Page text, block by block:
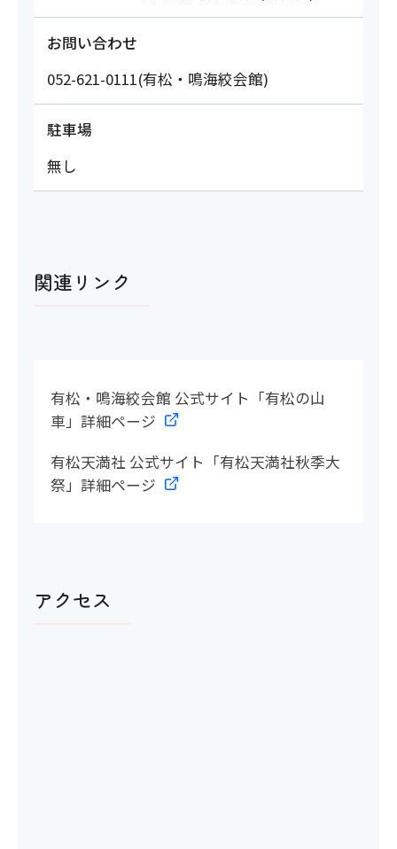
お問い合わせ
052-621-0111(有松・鳴海絞会館)
駐車場
無し
関連リンク
有松・鳴海絞会館 公式サイト「有松の山
車」詳細ページ
有松天満社 公式サイト「有松天満社秋季大
祭」詳細ページ
アクセス